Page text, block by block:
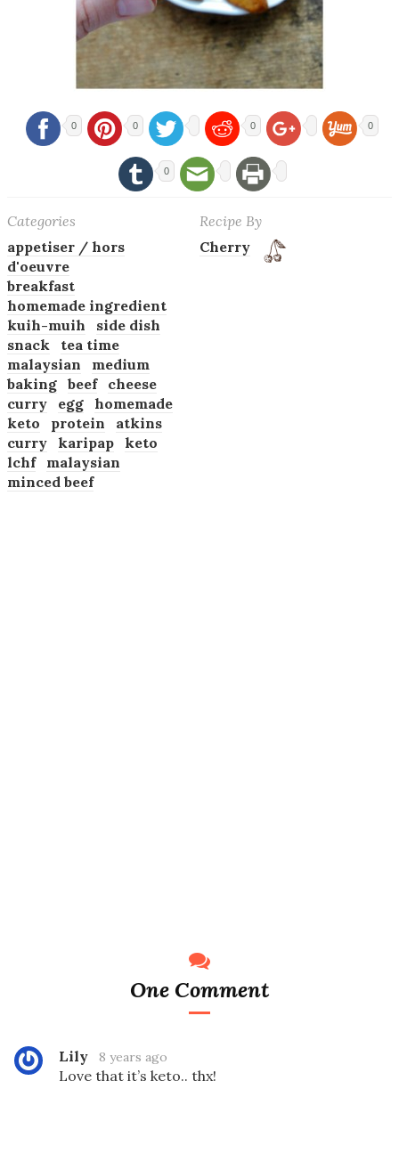
0 0 0 0
0
Categories
appetiser / hors
d'oeuvre
breakfast
homemade ingredient
kuih-muih
side dish
snack
tea time
malaysian
medium
baking beef
cheese
curry
egg homemade
keto
protein
atkins
curry
karipap
keto
lchf
malaysian
minced beef
Recipe By
Cherry
One Comment
Lily 8 years ago
Love that it’s keto.. thx!